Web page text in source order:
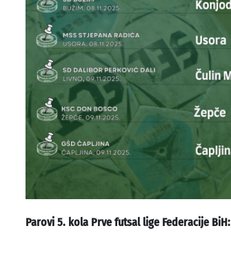
Parovi 5. kola Prve futsal lige Federacije BiH: